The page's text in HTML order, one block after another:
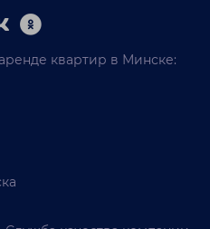
квартир в Минске: